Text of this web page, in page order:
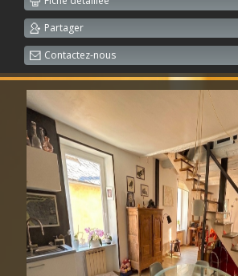
Partager
Contactez-nous